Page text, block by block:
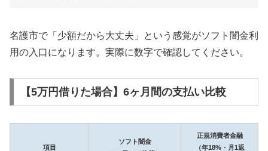
名護市で「少額だから大丈夫」という感覚がソフト闇金利
用の入口になります。実際に数字で確認してください。
【5万円借りた場合】6ヶ月間の支払い比較
項目
ソフト闇金
正規消費者金融
（年18%・月1返